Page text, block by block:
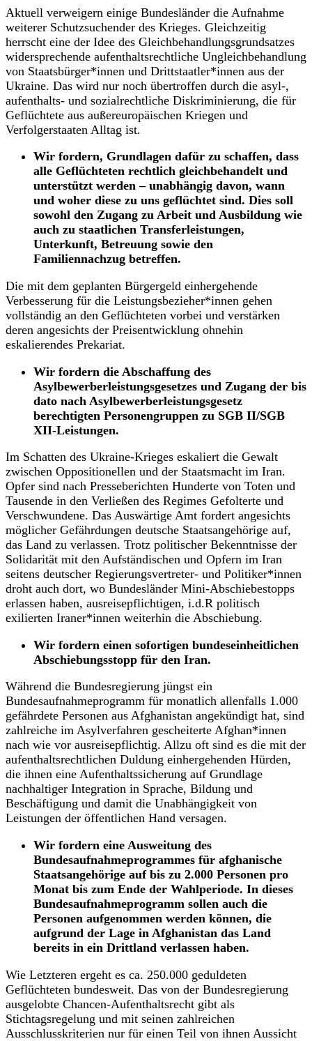
Aktuell verweigern einige Bundesländer die Aufnahme
weiterer Schutzsuchender des Krieges. Gleichzeitig
herrscht eine der Idee des Gleichbehandlungsgrundsatzes
widersprechende aufenthaltsrechtliche Ungleichbehandlung
von Staatsbürger*innen und Drittstaatler*innen aus der
Ukraine. Das wird nur noch übertroffen durch die asyl-,
aufenthalts- und sozialrechtliche Diskriminierung, die für
Geflüchtete aus außereuropäischen Kriegen und
Verfolgerstaaten Alltag ist.
Wir fordern, Grundlagen dafür zu schaffen, dass
alle Geflüchteten rechtlich gleichbehandelt und
unterstützt werden – unabhängig davon, wann
und woher diese zu uns geflüchtet sind. Dies soll
sowohl den Zugang zu Arbeit und Ausbildung wie
auch zu staatlichen Transferleistungen,
Unterkunft, Betreuung sowie den
Familiennachzug betreffen.
Die mit dem geplanten Bürgergeld einhergehende
Verbesserung für die Leistungsbezieher*innen gehen
vollständig an den Geflüchteten vorbei und verstärken
deren angesichts der Preisentwicklung ohnehin
eskalierendes Prekariat.
Wir fordern die Abschaffung des
Asylbewerberleistungsgesetzes und Zugang der bis
dato nach Asylbewerberleistungsgesetz
berechtigten Personengruppen zu SGB II/SGB
XII-Leistungen.
Im Schatten des Ukraine-Krieges eskaliert die Gewalt
zwischen Oppositionellen und der Staatsmacht im Iran.
Opfer sind nach Presseberichten Hunderte von Toten und
Tausende in den Verließen des Regimes Gefolterte und
Verschwundene. Das Auswärtige Amt fordert angesichts
möglicher Gefährdungen deutsche Staatsangehörige auf,
das Land zu verlassen. Trotz politischer Bekenntnisse der
Solidarität mit den Aufständischen und Opfern im Iran
seitens deutscher Regierungsvertreter- und Politiker*innen
droht auch dort, wo Bundesländer Mini-Abschiebestopps
erlassen haben, ausreisepflichtigen, i.d.R politisch
exilierten Iraner*innen weiterhin die Abschiebung.
Wir fordern einen sofortigen bundeseinheitlichen
Abschiebungsstopp für den Iran.
Während die Bundesregierung jüngst ein
Bundesaufnahmeprogramm für monatlich allenfalls 1.000
gefährdete Personen aus Afghanistan angekündigt hat, sind
zahlreiche im Asylverfahren gescheiterte Afghan*innen
nach wie vor ausreisepflichtig. Allzu oft sind es die mit der
aufenthaltsrechtlichen Duldung einhergehenden Hürden,
die ihnen eine Aufenthaltssicherung auf Grundlage
nachhaltiger Integration in Sprache, Bildung und
Beschäftigung und damit die Unabhängigkeit von
Leistungen der öffentlichen Hand versagen.
Wir fordern eine Ausweitung des
Bundesaufnahmeprogrammes für afghanische
Staatsangehörige auf bis zu 2.000 Personen pro
Monat bis zum Ende der Wahlperiode. In dieses
Bundesaufnahmeprogramm sollen auch die
Personen aufgenommen werden können, die
aufgrund der Lage in Afghanistan das Land
bereits in ein Drittland verlassen haben.
Wie Letzteren ergeht es ca. 250.000 geduldeten
Geflüchteten bundesweit. Das von der Bundesregierung
ausgelobte Chancen-Aufenthaltsrecht gibt als
Stichtagsregelung und mit seinen zahlreichen
Ausschlusskriterien nur für einen Teil von ihnen Aussicht